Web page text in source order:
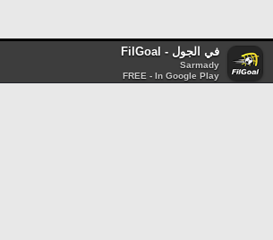
في الجول - FilGoal
Sarmady
FREE - In Google Play